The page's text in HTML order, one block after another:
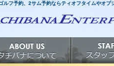
ルフ予約、2サム予約ならティオフタイムやオプ